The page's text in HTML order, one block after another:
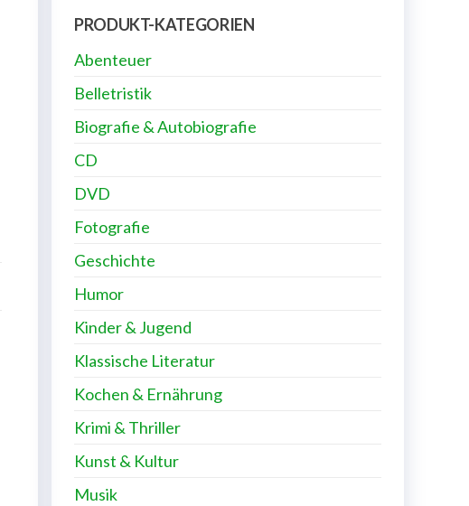
PRODUKT-KATEGORIEN
Abenteuer
Belletristik
Biografie & Autobiografie
CD
DVD
Fotografie
Geschichte
Humor
Kinder & Jugend
Klassische Literatur
Kochen & Ernährung
Krimi & Thriller
Kunst & Kultur
Musik